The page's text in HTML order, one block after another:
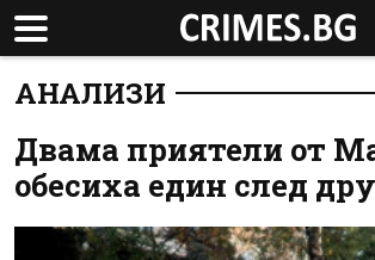
АНАЛИЗИ
Двама приятели от
обесиха един след